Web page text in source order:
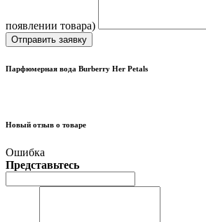
появлении товара)
Отправить заявку
Парфюмерная вода Burberry Her Petals
Новый отзыв о товаре
Ошибка
Представьтесь